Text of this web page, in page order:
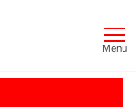
Menu